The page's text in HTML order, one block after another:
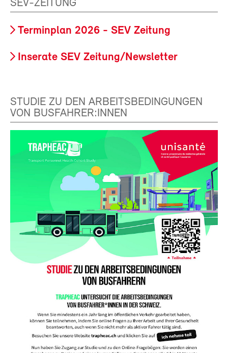
SEV-ZEITUNG
Terminplan 2026 - SEV Zeitung
Inserate SEV Zeitung/Newsletter
STUDIE ZU DEN ARBEITSBEDINGUNGEN
VON BUSFAHRER:INNEN